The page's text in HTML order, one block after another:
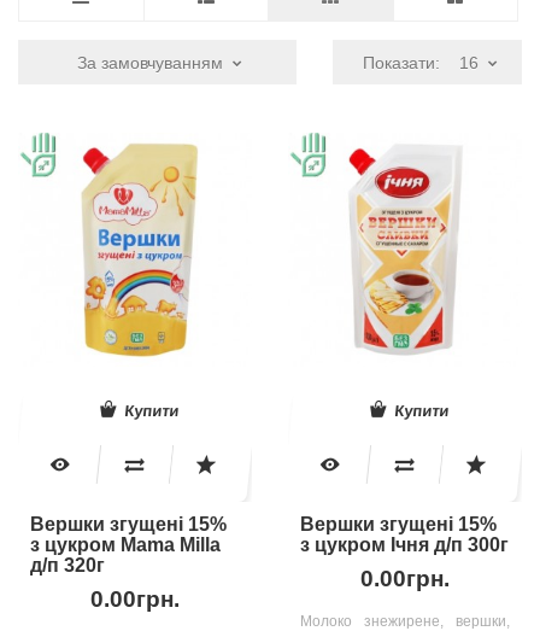
За замовчуванням Показати: 16
Купити
Вершки згущені 15%
з цукром Mama Milla
д/п 320г
0.00грн.
Купити
Вершки згущені 15%
з цукром Ічня д/п 300г
0.00грн.
Молоко знежирене, вершки,